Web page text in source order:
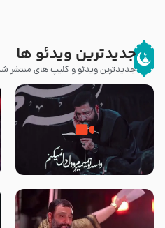
جدیدترین ویدئو ها
جدیدترین ویدئو و کلیپ های منتشر
مصداق کربلا – حاج حسین سیب
سرخی